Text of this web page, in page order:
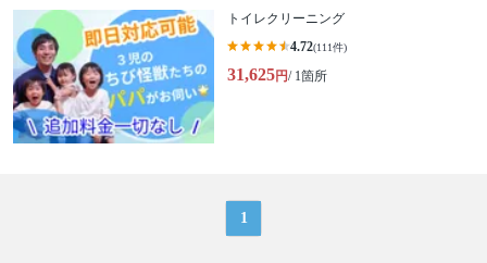
トイレクリーニング
4.72(111件)
31,625円/ 1箇所
1